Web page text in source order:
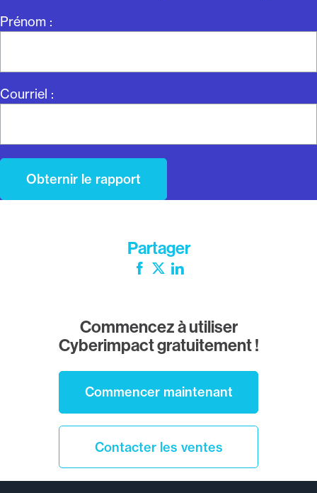
Prénom :
Courriel :
Partager
Facebook
Twitter
Commencez à utiliser
Cyberimpact gratuitement !
Commencer maintenant
Contacter les ventes